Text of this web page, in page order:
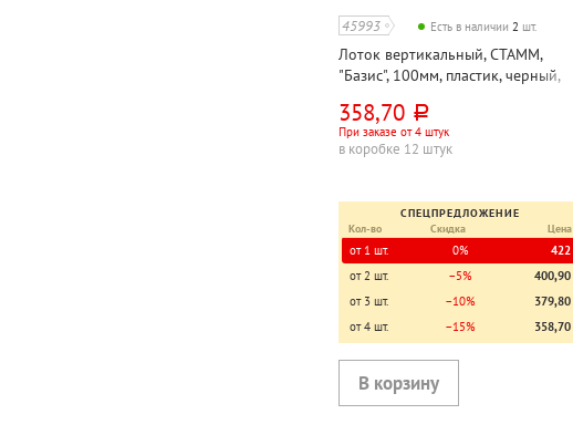
45993 Есть в наличии2 шт.
Лоток вертикальный, СТАММ,
"Базис", 100мм, пластик, черный,
358,70 руб.
При заказе от 4 штук
в коробке 12 штук
СПЕЦПРЕДЛОЖЕНИЕ
Кол-во
Скидка Цена
от 1 шт. 0%
422
от 2 шт.
−5%
400,90
от 3 шт.
−10%
379,80
от 4 шт.
−15% 358,70